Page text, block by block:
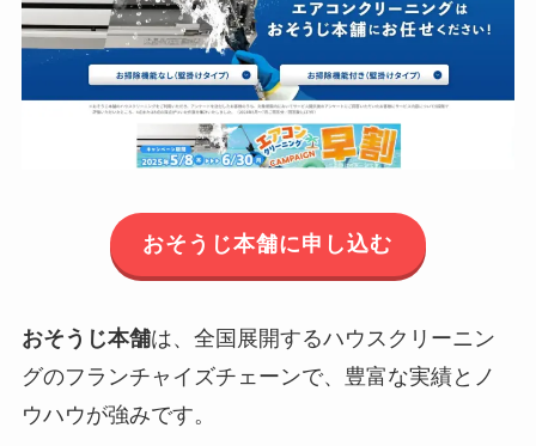
おそうじ本舗に申し込む
おそうじ本舗は、全国展開するハウスクリーニン
グのフランチャイズチェーンで、豊富な実績とノ
ウハウが強みです。